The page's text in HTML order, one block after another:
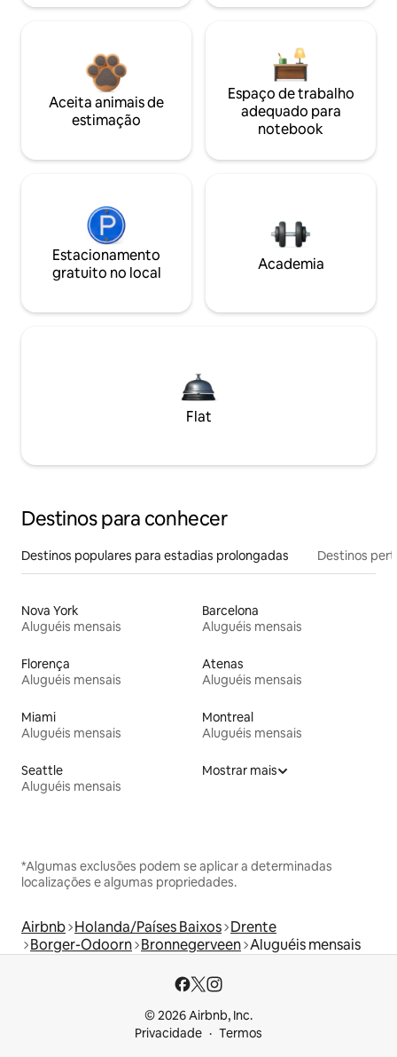
Aceita animais de
estimação
Espaço de trabalho
adequado para
notebook
Estacionamento
gratuito no local
Academia
Flat
Destinos para conhecer
Destinos populares para estadias prolongadas Destinos
Nova York
Aluguéis mensais
Barcelona
Aluguéis mensais
Florença
Aluguéis mensais
Atenas
Aluguéis mensais
Miami
Aluguéis mensais
Montreal
Aluguéis mensais
Seattle
Aluguéis mensais
Mostrar mais
*Algumas exclusões podem se aplicar a determinadas
localizações e algumas propriedades.
Airbnb Holanda/Países Baixos Drente
Borger-Odoorn Bronnegerveen Aluguéis mensais
© 2026 Airbnb, Inc.
Privacidade
Termos